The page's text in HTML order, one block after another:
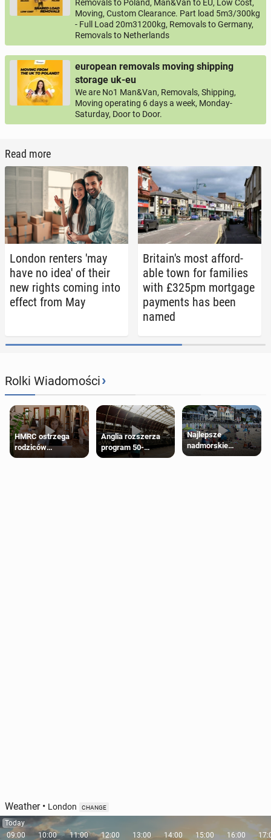
Removals to Poland, Man&Van to EU, Low Cost,
Moving, Custom Clearance. Part load 5m3/300kg
- Full Load 20m31200kg, Removals to Germany,
Removals to Netherlands
european removals moving shipping
storage uk-eu
We are No1 Man&Van, Removals, Shipping,
Moving operating 6 days a week, Monday-
Saturday, Door to Door.
Read more
London renters 'may
have no idea' of their
new rights coming into
effect from May
Britain's most af­ford­
able town for fam­i­lies
with £325pm mort­gage
pay­ments has been
named
Rolki Wiadomości›
HMRC ostrzega
rodziców
pobierających Child
Anglia rozszerza
program 50-
procentowych
Najlepsze
nadmorskie
miasteczko blisko
Weather• London CHANGE
Today
09:00
10:00 11:00 12:00 13:00 14:00 15:00 16:00